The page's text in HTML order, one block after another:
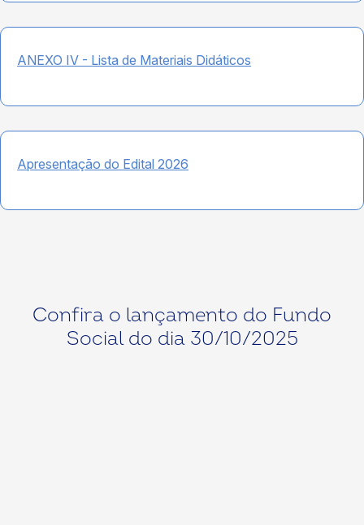
ANEXO IV - Lista de Materiais Didáticos
Apresentação do Edital 2026
Confira o lançamento do Fundo
Social do dia 30/10/2025